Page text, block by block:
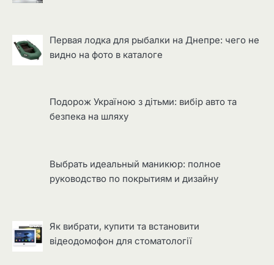
Первая лодка для рыбалки на Днепре: чего не
видно на фото в каталоге
Подорож Україною з дітьми: вибір авто та
безпека на шляху
Выбрать идеальный маникюр: полное
руководство по покрытиям и дизайну
Як вибрати, купити та встановити
відеодомофон для стоматології